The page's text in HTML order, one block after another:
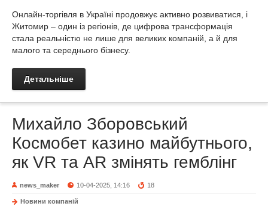
Онлайн-торгівля в Україні продовжує активно розвиватися, і
Житомир – один із регіонів, де цифрова трансформація
стала реальністю не лише для великих компаній, а й для
малого та середнього бізнесу.
Детальніше
Михайло Зборовський
Космобет казино майбутнього,
як VR та AR змінять гемблінг
news_maker 10-04-2025, 14:16 18
Новини компаній